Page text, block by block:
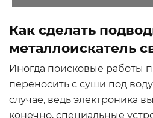
Как сделать
металлоискатель
Иногда поисковые работы
переносить с суши под
случае, ведь электроника
конечно, специальные